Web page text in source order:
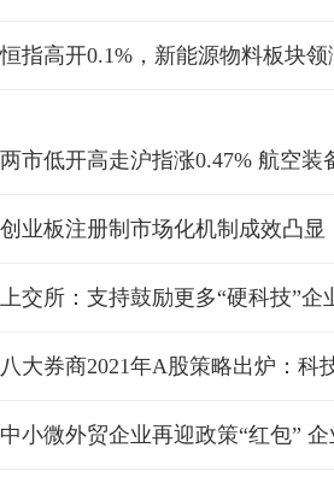
恒指高开0.1%，新能源物料板块领
两市低开高走沪指涨0.47% 航空装
创业板注册制市场化机制成效凸显
上交所：支持鼓励更多“硬科技”企
八大券商2021年A股策略出炉：
中小微外贸企业再迎政策“红包”